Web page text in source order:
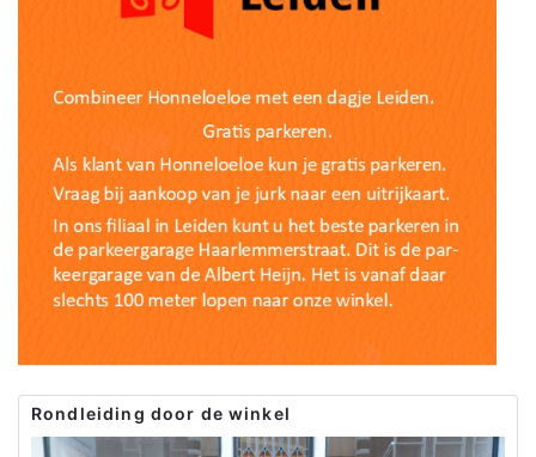
Rondleiding door de winkel